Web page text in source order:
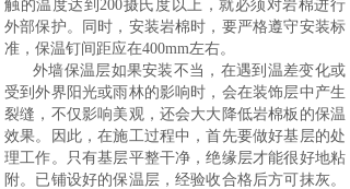
触的温度达到200摄氏度以上，就必须对岩棉进行
外部保护。同时，安装岩棉时，要严格遵守安装标
准，保温钉间距应在400mm左右。
外墙保温层如果安装不当，在遇到温差变化或
受到外界阳光或雨林的影响时，会在装饰层中产生
裂缝，不仅影响美观，还会大大降低岩棉板的保温
效果。因此，在施工过程中，首先要做好基层的处
理工作。只有基层平整干净，绝缘层才能很好地粘
附。已铺设好的保温层，经验收合格后方可抹灰。